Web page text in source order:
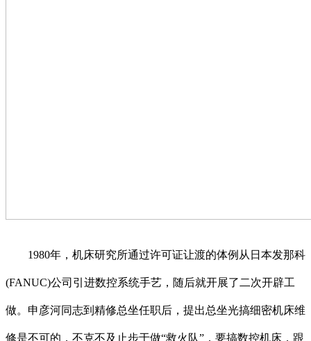
1980年，机床研究所通过许可证让渡的体例从日本发那科
(FANUC)公司引进数控系统手艺，随后就开展了二次开辟工
做。申彦河同志到精修总坐任职后，提出总坐光搞细密机床维
修是不可的，不克不及止步于做“救火队”，要搞数控机床，跟